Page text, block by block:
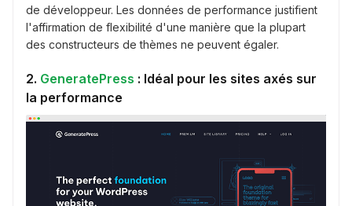
de développeur. Les données de performance justifient
l'affirmation de flexibilité d'une manière que la plupart
des constructeurs de thèmes ne peuvent égaler.
2. GeneratePress : Idéal pour les sites axés sur
la performance